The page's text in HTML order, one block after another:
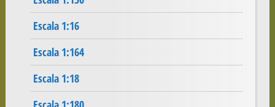
Escala 1:16
Escala 1:164
Escala 1:18